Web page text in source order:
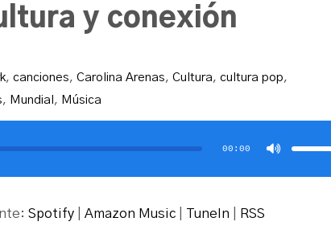
y conexión
, canciones, Carolina Arenas, Cultura, cultura pop,
, Mundial , Música
00:00
Utiliza
de
para
Spotify Amazon Music TuneIn RSS